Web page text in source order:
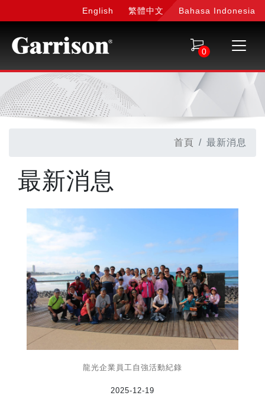
English 繁體中文 Bahasa Indonesia
0
首頁 最新消息
最新消息
龍光企業員工自強活動紀錄
2025-12-19